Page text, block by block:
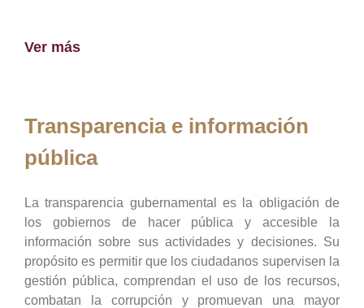
Ver más
Transparencia e información
pública
La transparencia gubernamental es la obligación de
los gobiernos de hacer pública y accesible la
información sobre sus actividades y decisiones. Su
propósito es permitir que los ciudadanos supervisen la
gestión pública, comprendan el uso de los recursos,
combatan la corrupción y promuevan una mayor